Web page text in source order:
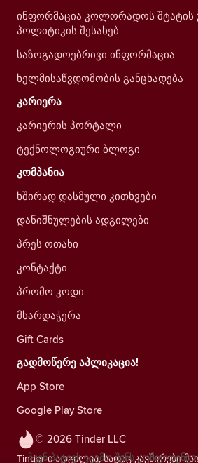
© 2026 Tinder LLC
Tinder-ი ადგილია, სადაც კავშირები
ინფორმაცია კოლორადოს შტატის
პოლიტიკის შესახებ
საზოგადოებრივი ინფორმაცია
ხელმისაწვდომობის განცხადება
კარიერა
კარიერის პორტალი
ტექნოლოგიური ბლოგი
კომპანია
ხშირად დასმული კითხვები
დანიშნულების ადგილები
პრეს ოთახი
კონტაქტი
პრომო კოდი
მხარდაჭერა
Gift Cards
გადმოწერე აპლიკაცია!
App Store
Google Play Store
ჩვენ პატივს ვცემთ შენს